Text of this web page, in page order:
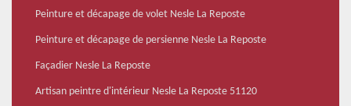
Peinture et décapage de volet Nesle La Reposte
Peinture et décapage de persienne Nesle La Reposte
Façadier Nesle La Reposte
Artisan peintre d'intérieur Nesle La Reposte 51120